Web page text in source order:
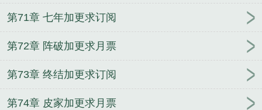
第71章 七年加更求订阅
第72章 阵破加更求月票
第73章 终结加更求订阅
第74章 皮家加更求月票